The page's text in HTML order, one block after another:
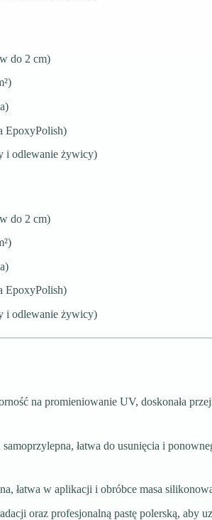
do 2 cm)
EpoxyPolish)
i odlewanie żywicy)
do 2 cm)
EpoxyPolish)
i odlewanie żywicy)
na promieniowanie UV, doskonała
samoprzylepna, łatwa do usunięcia i
łatwa w aplikacji i obróbce masa
oraz profesjonalną pastę polerską, aby